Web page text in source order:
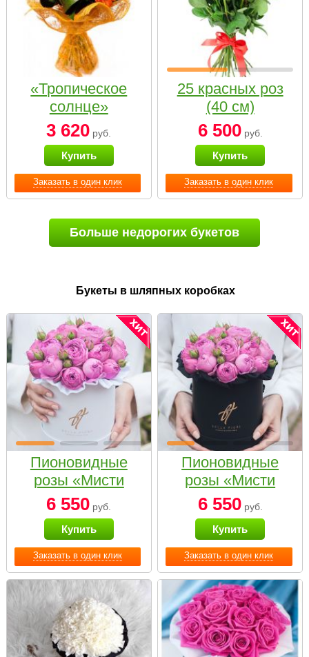
Заказать в один клик
«Тропическое
солнце»
3 620 руб.
Купить
Заказать в один клик
25 красных роз
(40 см)
6 500руб.
Купить
Больше недорогих букетов
Букеты в шляпных коробках
Заказать в один клик
Пионовидные
розы «Мисти
бабблс» в белой
коробке Small
6 550 руб.
Купить
Заказать в один клик
Пионовидные
розы «Мисти
бабблс» в
черной коробке
Small
6 550руб.
Купить